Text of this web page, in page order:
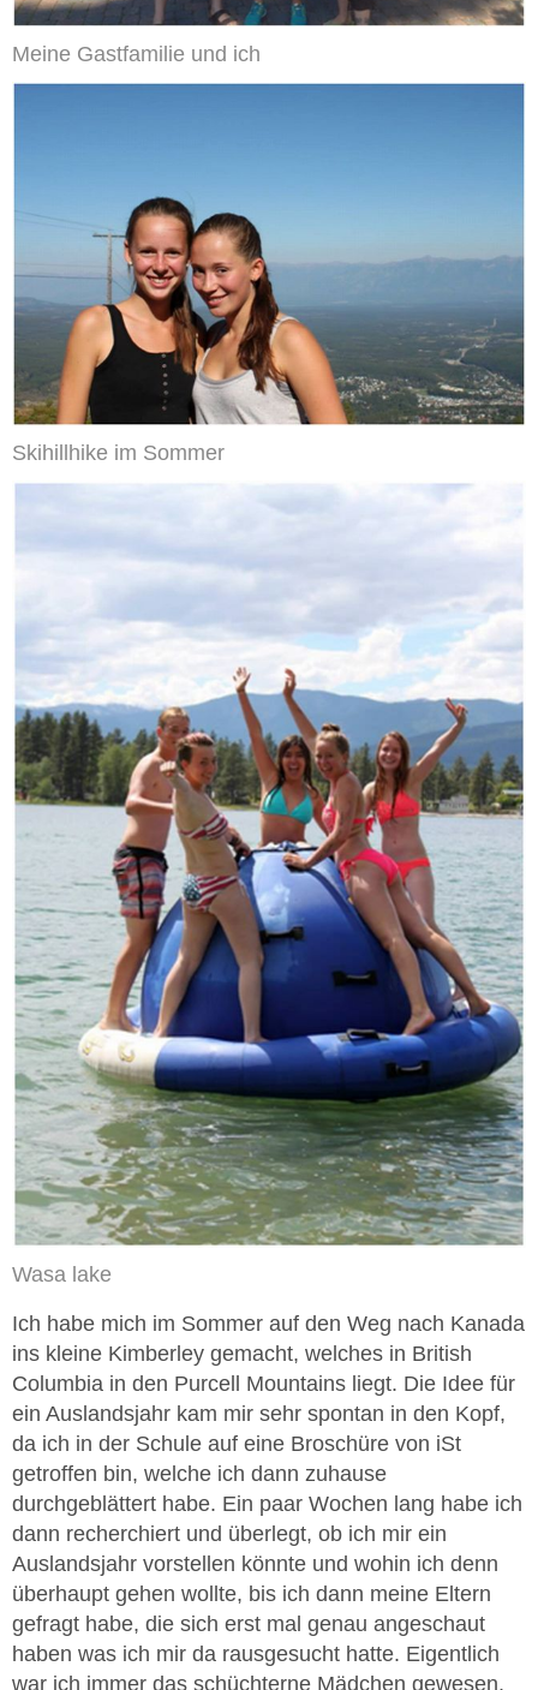
Meine Gastfamilie und ich
Skihillhike im Sommer
Wasa lake
Ich habe mich im Sommer auf den Weg nach Kanada
ins kleine Kimberley gemacht, welches in British
Columbia in den Purcell Mountains liegt. Die Idee für
ein Auslandsjahr kam mir sehr spontan in den Kopf,
da ich in der Schule auf eine Broschüre von iSt
getroffen bin, welche ich dann zuhause
durchgeblättert habe. Ein paar Wochen lang habe ich
dann recherchiert und überlegt, ob ich mir ein
Auslandsjahr vorstellen könnte und wohin ich denn
überhaupt gehen wollte, bis ich dann meine Eltern
gefragt habe, die sich erst mal genau angeschaut
haben was ich mir da rausgesucht hatte. Eigentlich
war ich immer das schüchterne Mädchen gewesen,